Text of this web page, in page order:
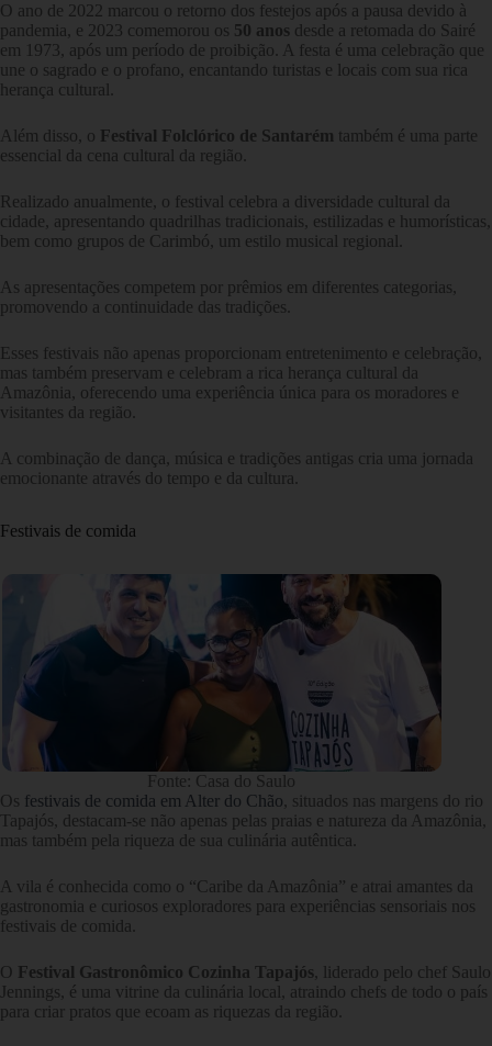
O ano de 2022 marcou o retorno dos festejos após a pausa devido à
pandemia, e 2023 comemorou os 50 anos desde a retomada do Sairé
em 1973, após um período de proibição. A festa é uma celebração que
une o sagrado e o profano, encantando turistas e locais com sua rica
herança cultural.
Além disso, o Festival Folclórico de Santarém também é uma parte
essencial da cena cultural da região.
Realizado anualmente, o festival celebra a diversidade cultural da
cidade, apresentando quadrilhas tradicionais, estilizadas e humorísticas,
bem como grupos de Carimbó, um estilo musical regional.
As apresentações competem por prêmios em diferentes categorias,
promovendo a continuidade das tradições.
Esses festivais não apenas proporcionam entretenimento e celebração,
mas também preservam e celebram a rica herança cultural da
Amazônia, oferecendo uma experiência única para os moradores e
visitantes da região.
A combinação de dança, música e tradições antigas cria uma jornada
emocionante através do tempo e da cultura.
Festivais de comida
Fonte: Casa do Saulo
Os festivais de comida em Alter do Chão , situados nas margens do rio
Tapajós, destacam-se não apenas pelas praias e natureza da Amazônia,
mas também pela riqueza de sua culinária autêntica.
A vila é conhecida como o “Caribe da Amazônia” e atrai amantes da
gastronomia e curiosos exploradores para experiências sensoriais nos
festivais de comida.
O Festival Gastronômico Cozinha Tapajós , liderado pelo chef Saulo
Jennings, é uma vitrine da culinária local, atraindo chefs de todo o país
para criar pratos que ecoam as riquezas da região.